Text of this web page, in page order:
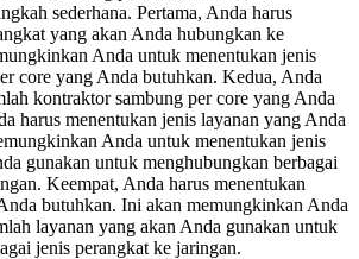
sederhana. Pertama, Anda harus
yang akan Anda hubungkan ke
Anda untuk menentukan jenis
core yang Anda butuhkan. Kedua, Anda
kontraktor sambung per core yang Anda
harus menentukan jenis layanan yang Anda
Anda untuk menentukan jenis
gunakan untuk menghubungkan berbagai
Keempat, Anda harus menentukan
butuhkan. Ini akan memungkinkan Anda
layanan yang akan Anda gunakan untuk
jenis perangkat ke jaringan.